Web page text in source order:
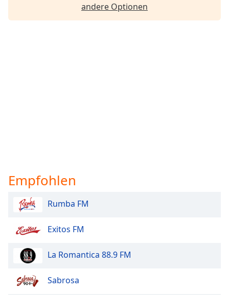
andere Optionen
Empfohlen
Rumba FM
Exitos FM
La Romantica 88.9 FM
Sabrosa